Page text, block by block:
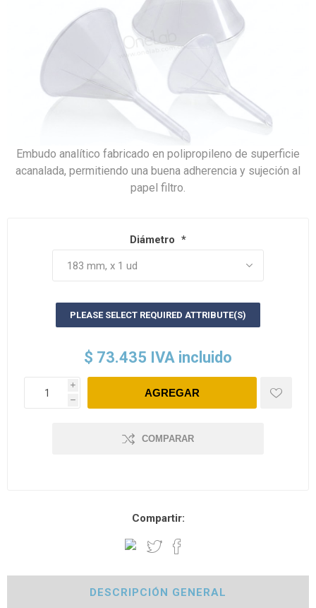
Embudo analítico fabricado en polipropileno de superficie
acanalada, permitiendo una buena adherencia y sujeción al
papel filtro.
Diámetro *
PLEASE SELECT REQUIRED ATTRIBUTE(S)
$ 73.435 IVA incluido
i
h
COMPARAR
Compartir:
DESCRIPCIÓN GENERAL